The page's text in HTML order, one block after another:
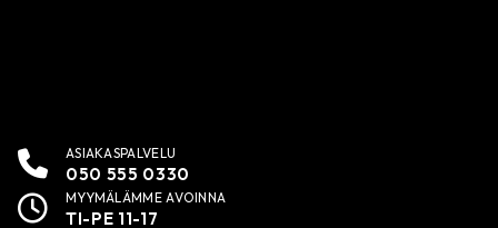
ASIAKASPALVELU
050 555 0330
MYYMÄLÄMME AVOINNA
TI-PE 11-17